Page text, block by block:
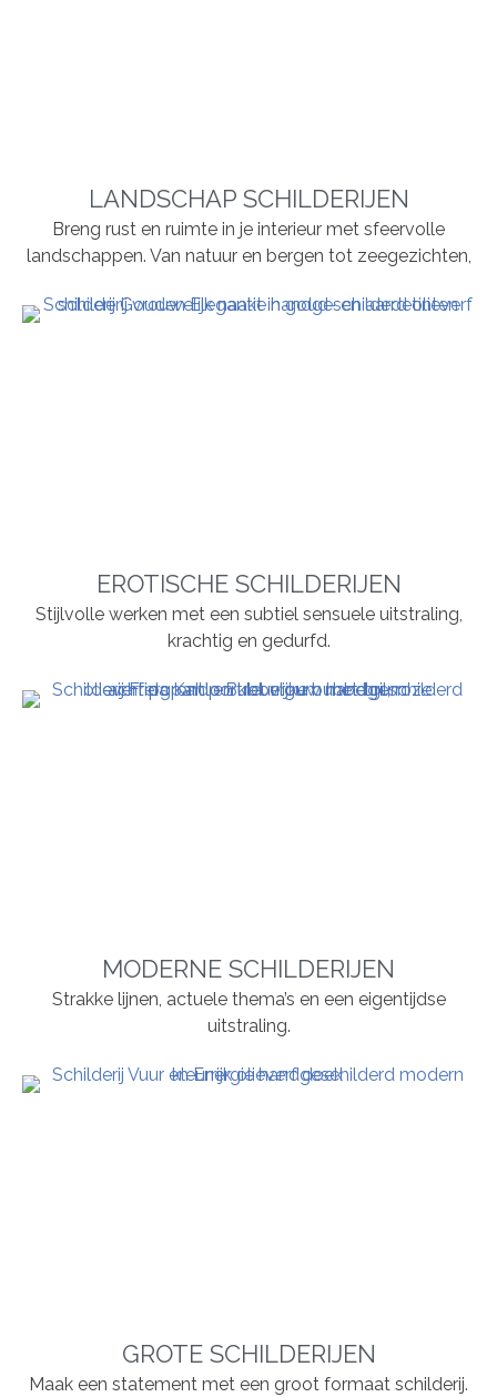
LANDSCHAP SCHILDERIJEN
Breng rust en ruimte in je interieur met sfeervolle
landschappen. Van natuur en bergen tot zeegezichten,
EROTISCHE SCHILDERIJEN
Stijlvolle werken met een subtiel sensuele uitstraling,
krachtig en gedurfd.
MODERNE SCHILDERIJEN
Strakke lijnen, actuele thema’s en een eigentijdse
uitstraling.
GROTE SCHILDERIJEN
Maak een statement met een groot formaat schilderij.